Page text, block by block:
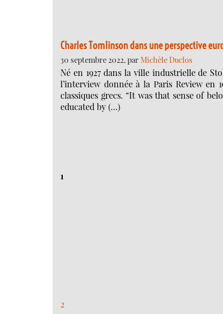
Charles Tomlinson dans une perspective
30 septembre 2022, parMichèle Duclos
Né en 1927 dans la ville industrielle de
l’interview donnée à la Paris Review en
classiques grecs. “It was that sense of
educated by (…)
1
2